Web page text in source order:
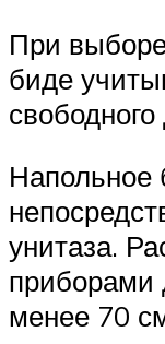
При
биде
Напольное
унитаза.
приборами
менее 70